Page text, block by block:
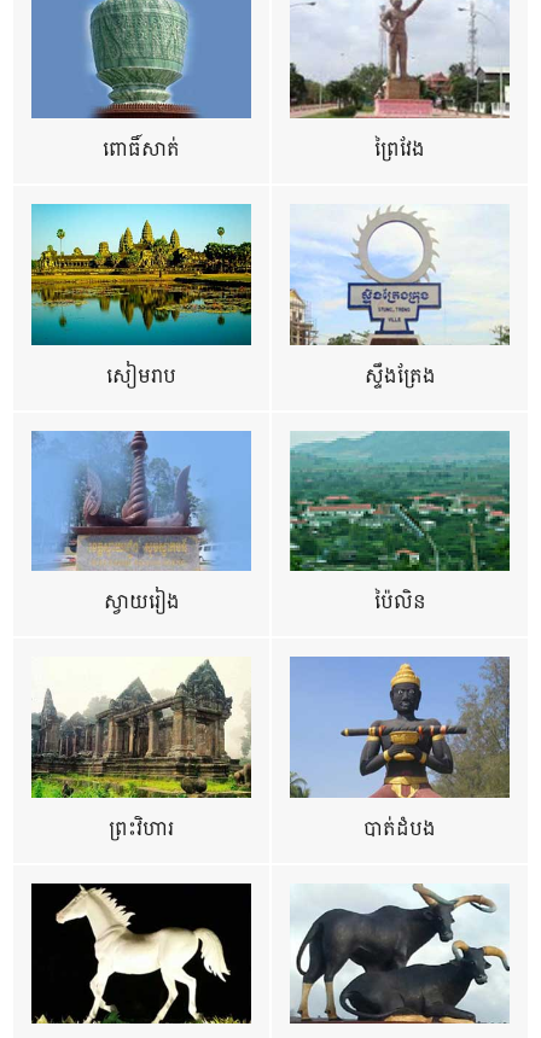
ពោធិ៍សាត់ ព្រៃវែង
សៀមរាប ស្ទឹងត្រែង
ស្វាយរៀង ប៉ៃលិន
ព្រះវិហារ បាត់ដំបង